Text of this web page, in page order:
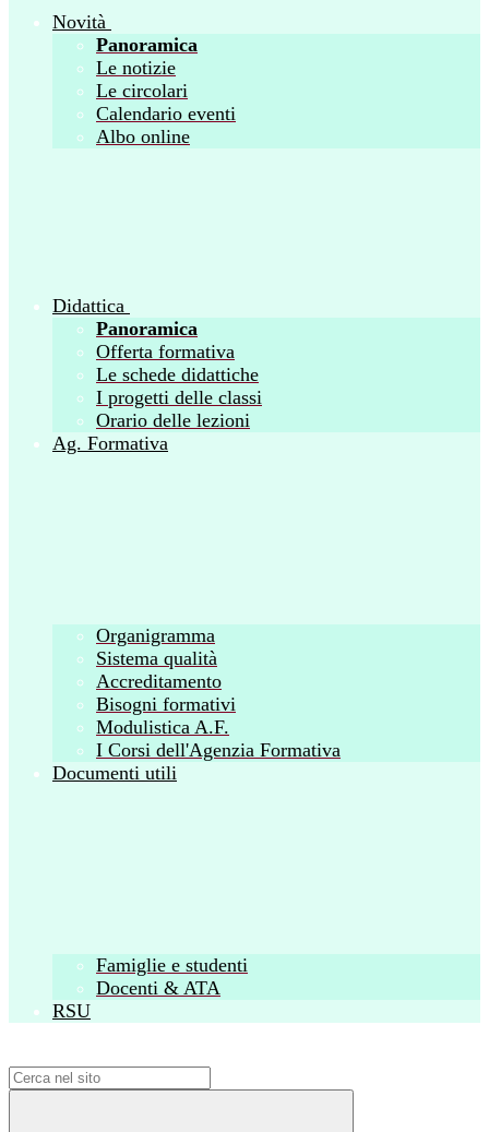
Novità
Panoramica
Le notizie
Le circolari
Calendario eventi
Albo online
Didattica
Panoramica
Offerta formativa
Le schede didattiche
I progetti delle classi
Orario delle lezioni
Ag. Formativa
Organigramma
Sistema qualità
Accreditamento
Bisogni formativi
Modulistica A.F.
I Corsi dell'Agenzia Formativa
Documenti utili
Famiglie e studenti
Docenti & ATA
RSU